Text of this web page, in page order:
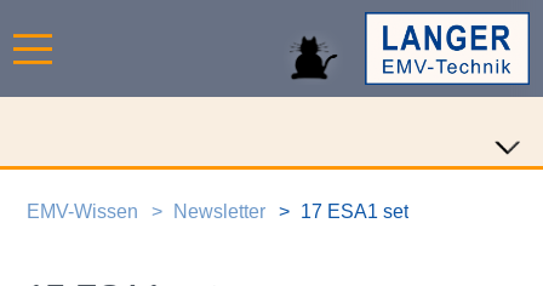
EMV-Wissen Newsletter 17 ESA1 set